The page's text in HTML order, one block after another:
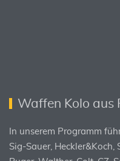
Waffen Kolo aus
In unserem Programm
Sig-Sauer, Heckler&Koch,